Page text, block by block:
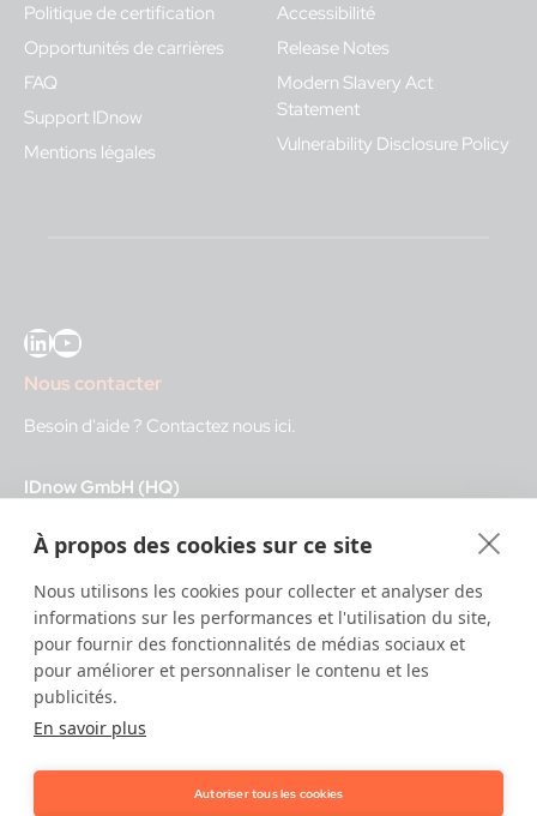
Politique de certification
Opportunités de carrières
FAQ
Support IDnow
Mentions légales
Accessibilité
Release Notes
Modern Slavery Act
Statement
Vulnerability Disclosure Policy
LinkedIn YouTube
Nous contacter
Besoin d'aide ? Contactez nous ici.
IDnow GmbH (HQ)
Heures d'ouverture
Centre d'identification
8:00 – 12:00. CET - service diurne
12:00 – 20:00 CET - service nocturne
IT
À propos des cookies sur ce site
Nous utilisons les cookies pour collecter et analyser des
informations sur les performances et l'utilisation du site,
pour fournir des fonctionnalités de médias sociaux et
pour améliorer et personnaliser le contenu et les
publicités.
En savoir plus
Autoriser tous les cookies